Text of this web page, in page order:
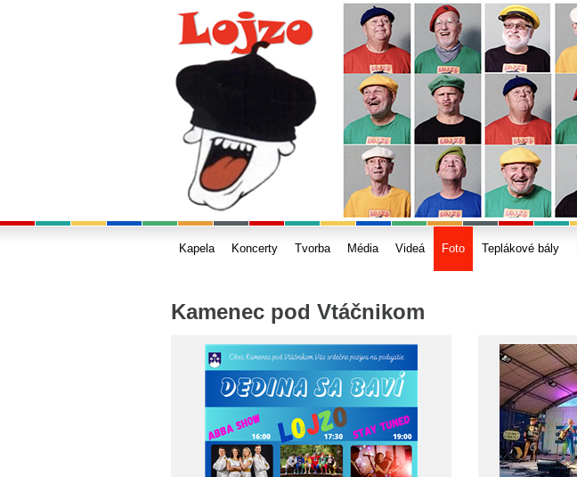
Kapela Koncerty Tvorba Média Videá Foto Teplákové bály
Kamenec pod Vtáčnikom